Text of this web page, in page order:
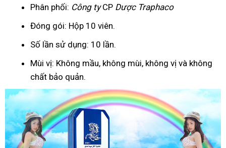
Phân phối: Công tyCP Dược Traphaco
Đóng gói: Hộp 10 viên.
Số lần sử dụng: 10 lần.
Mùi vị: Không mầu, không mùi, không vị và không
chất bảo quản.